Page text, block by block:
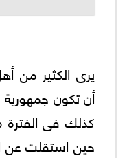
يرى الكثير من
أن تكون
حين استقلت عن